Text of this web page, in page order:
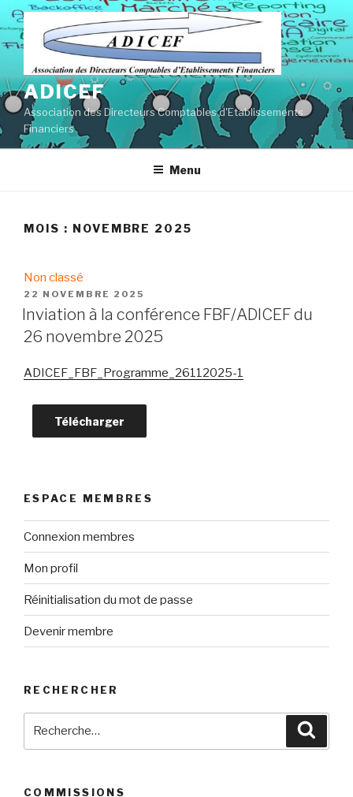
Aller
au
contenu
principal
ADICEF
Association des Directeurs Comptables d'Etablissements
Financiers
Menu
MOIS : NOVEMBRE 2025
Non classé
PUBLIÉ
LE
22 NOVEMBRE 2025
Inviation à la conférence FBF/ADICEF du
26 novembre 2025
ADICEF_FBF_Programme_26112025-1
Télécharger
ESPACE MEMBRES
Connexion membres
Mon profil
Réinitialisation du mot de passe
Devenir membre
RECHERCHER
COMMISSIONS